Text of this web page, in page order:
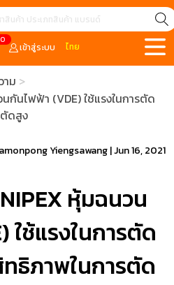
0
เข้าสู่ระบบ ไทย
าม
กันไฟฟ้า (VDE) ใช้แรงในการตัด
ดสูง
Yiengsawang|Jun 16, 2021
หุ้มฉนวน
ใช้แรงในการตัด
ธิภาพในการตัด